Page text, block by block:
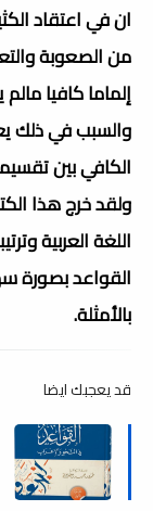
ان في اعتقاد
من الصعوبة
إلماما كافيا
والسبب في ذلك
الكافي بين
ولقد خرج هذا
اللغة العربية
القواعد بصورة
بالأمثلة.
قد يعجبك ايضا